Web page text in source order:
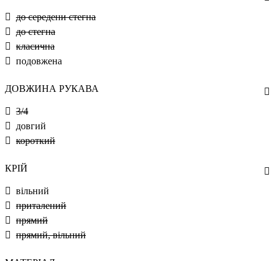
до середени стегна
до стегна
класична
подовжена
ДОВЖИНА РУКАВА
3/4
довгий
короткий
КРІЙ
вільний
приталений
прямий
прямий, вільний